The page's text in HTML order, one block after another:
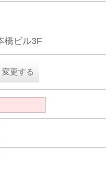
橋ビル3F
変更する